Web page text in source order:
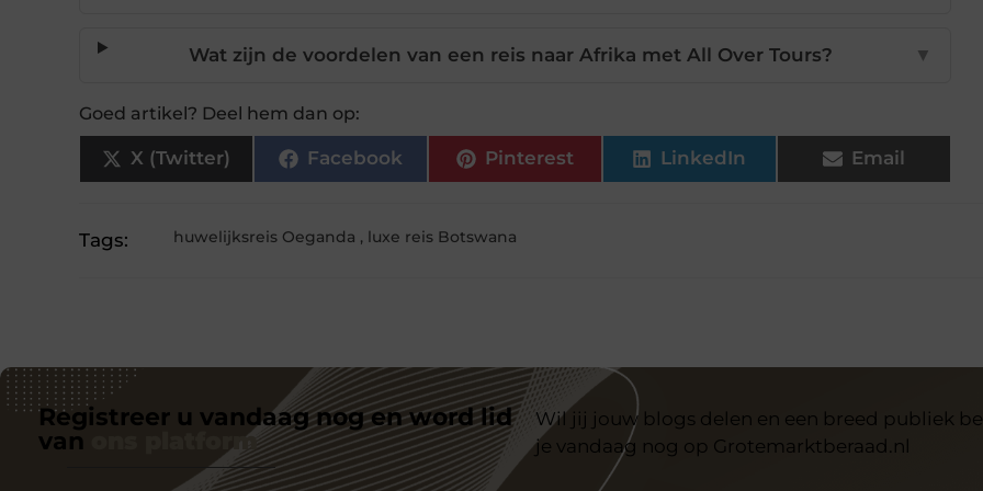
Wat zijn de voordelen van een reis naar Afrika met All Over Tours? ▼
Goed artikel? Deel hem dan op:
X (Twitter) Facebook Pinterest LinkedIn Email
Tags: huwelijksreis Oeganda , luxe reis Botswana
Registreer u vandaag nog en word lid
van
ons platform
Wil jij jouw blogs delen en een breed publiek
je vandaag nog op Grotemarktberaad.nl